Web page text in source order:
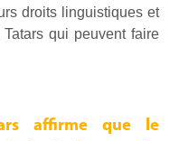
droits linguistiques et
qui peuvent faire
affirme que le